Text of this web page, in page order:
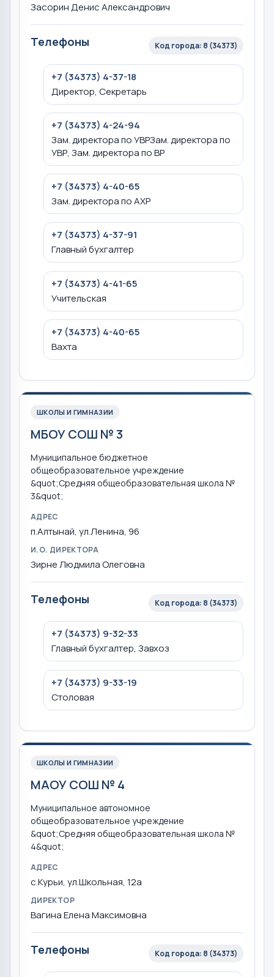
Засорин Денис Александрович
Телефоны Код города: 8 (34373)
+7 (34373) 4-37-18
Директор, Секретарь
+7 (34373) 4-24-94
Зам. директора по УВРЗам. директора по
УВР, Зам. директора по ВР
+7 (34373) 4-40-65
Зам. директора по АХР
+7 (34373) 4-37-91
Главный бухгалтер
+7 (34373) 4-41-65
Учительская
+7 (34373) 4-40-65
Вахта
ШКОЛЫ И ГИМНАЗИИ
МБОУ СОШ № 3
Муниципальное бюджетное
общеобразовательное учреждение
&quot;Средняя общеобразовательная школа №
3&quot;
АДРЕС
п.Алтынай, ул.Ленина, 96
И.О. ДИРЕКТОРА
Зирне Людмила Олеговна
Телефоны Код города: 8 (34373)
+7 (34373) 9-32-33
Главный бухгалтер, Завхоз
+7 (34373) 9-33-19
Столовая
ШКОЛЫ И ГИМНАЗИИ
МАОУ СОШ № 4
Муниципальное автономное
общеобразовательное учреждение
&quot;Средняя общеобразовательная школа №
4&quot;
АДРЕС
с.Курьи, ул.Школьная, 12а
ДИРЕКТОР
Вагина Елена Максимовна
Телефоны Код города: 8 (34373)